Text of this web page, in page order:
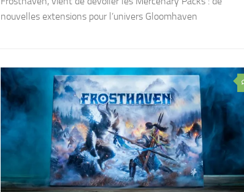
nouvelles extensions pour l’univers Gloomhaven